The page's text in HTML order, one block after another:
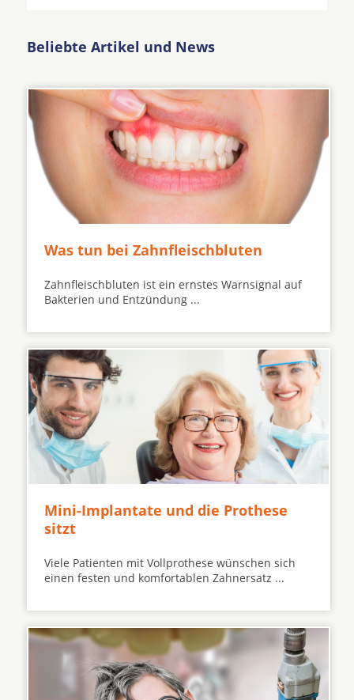
Beliebte Artikel und News
Was tun bei Zahnfleischbluten
Zahnfleischbluten ist ein ernstes Warnsignal auf
Bakterien und Entzündung ...
Mini-Implantate und die Prothese
sitzt
Viele Patienten mit Vollprothese wünschen sich
einen festen und komfortablen Zahnersatz ...